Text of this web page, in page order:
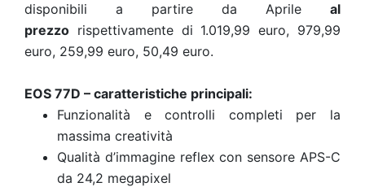
disponibili a partire da Aprile al
prezzo rispettivamente di 1.019,99 euro, 979,99
euro, 259,99 euro, 50,49 euro.
EOS 77D – caratteristiche principali:
Funzionalità e controlli completi per la
massima creatività
Qualità d’immagine reflex con sensore APS-C
da 24,2 megapixel